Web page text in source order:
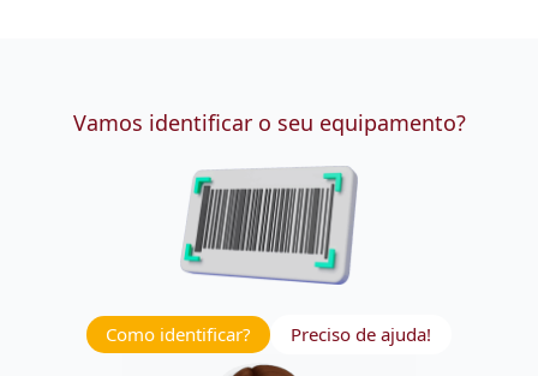
Vamos identificar o seu equipamento?
Como identificar? Preciso de ajuda!